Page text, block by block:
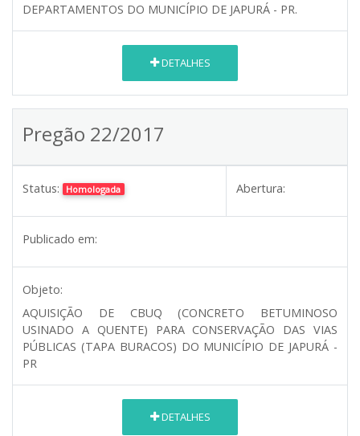
DEPARTAMENTOS DO MUNICÍPIO DE JAPURÁ - PR.
DETALHES
Pregão 22/2017
Status: Homologada Abertura:
Publicado em:
Objeto:
AQUISIÇÃO DE CBUQ (CONCRETO BETUMINOSO
USINADO A QUENTE) PARA CONSERVAÇÃO DAS VIAS
PÚBLICAS (TAPA BURACOS) DO MUNICÍPIO DE JAPURÁ -
PR
DETALHES